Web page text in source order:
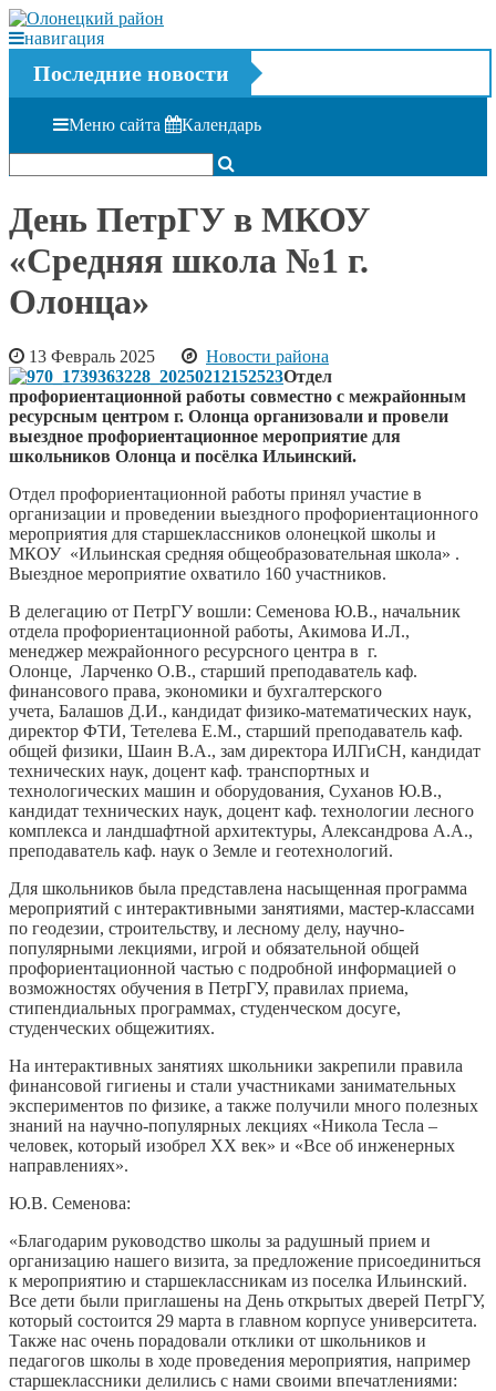
навигация
Последние новости
Меню сайта Календарь
День ПетрГУ в МКОУ
«Средняя школа №1 г.
Олонца»
13 Февраль 2025
Новости района
Отдел
профориентационной работы совместно с межрайонным
ресурсным центром г. Олонца организовали и провели
выездное профориентационное мероприятие для
школьников Олонца и посёлка Ильинский.
Отдел профориентационной работы принял участие в
организации и проведении выездного профориентационного
мероприятия для старшеклассников олонецкой школы и
МКОУ «Ильинская средняя общеобразовательная школа» .
Выездное мероприятие охватило 160 участников.
В делегацию от ПетрГУ вошли: Семенова Ю.В., начальник
отдела профориентационной работы, Акимова И.Л.,
менеджер межрайонного ресурсного центра в г.
Олонце, Ларченко О.В., старший преподаватель каф.
финансового права, экономики и бухгалтерского
учета, Балашов Д.И., кандидат физико-математических наук,
директор ФТИ, Тетелева Е.М., старший преподаватель каф.
общей физики, Шаин В.А., зам директора ИЛГиСН, кандидат
технических наук, доцент каф. транспортных и
технологических машин и оборудования, Суханов Ю.В.,
кандидат технических наук, доцент каф. технологии лесного
комплекса и ландшафтной архитектуры, Александрова А.А.,
преподаватель каф. наук о Земле и геотехнологий.
Для школьников была представлена насыщенная программа
мероприятий с интерактивными занятиями, мастер-классами
по геодезии, строительству, и лесному делу, научно-
популярными лекциями, игрой и обязательной общей
профориентационной частью с подробной информацией о
возможностях обучения в ПетрГУ, правилах приема,
стипендиальных программах, студенческом досуге,
студенческих общежитиях.
На интерактивных занятиях школьники закрепили правила
финансовой гигиены и стали участниками занимательных
экспериментов по физике, а также получили много полезных
знаний на научно-популярных лекциях «Никола Тесла –
человек, который изобрел XX век» и «Все об инженерных
направлениях».
Ю.В. Семенова:
«Благодарим руководство школы за радушный прием и
организацию нашего визита, за предложение присоединиться
к мероприятию и старшеклассникам из поселка Ильинский.
Все дети были приглашены на День открытых дверей ПетрГУ,
который состоится 29 марта в главном корпусе университета.
Также нас очень порадовали отклики от школьников и
педагогов школы в ходе проведения мероприятия, например
старшеклассники делились с нами своими впечатлениями: